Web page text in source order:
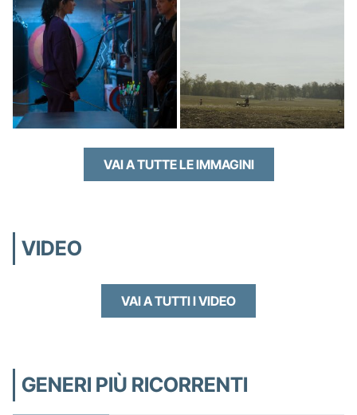
VAI A TUTTE LE IMMAGINI
VIDEO
VAI A TUTTI I VIDEO
GENERI PIÙ RICORRENTI